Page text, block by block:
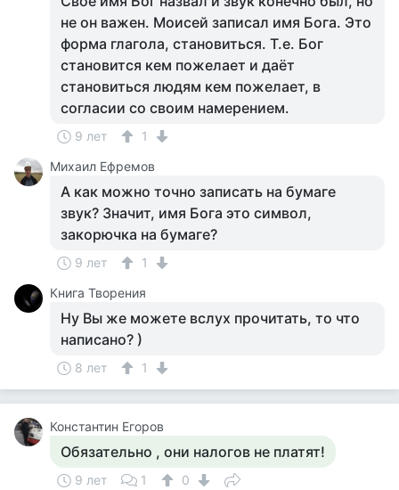
не он важен. Моисей записал имя Бога. Это
форма глагола, становиться. Т.е. Бог
становится кем пожелает и даёт
становиться людям кем пожелает, в
согласии со своим намерением.
9 лет
1
Михаил Ефремов
А как можно точно записать на бумаге
звук? Значит, имя Бога это символ,
закорючка на бумаге?
9 лет
1
Книга Творения
Ну Вы же можете вслух прочитать, то что
написано? )
8 лет 1
Константин Егоров
Обязательно , они налогов не платят!
9 лет 1
0